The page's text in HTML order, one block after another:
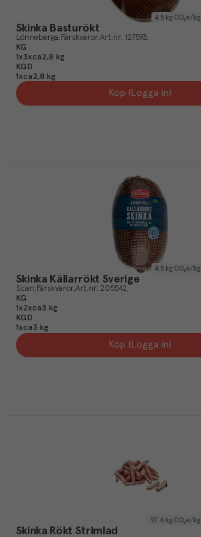
4.5 kg CO₂e/kg
Skinka Basturökt
Lönneberga Färskvaror Art.nr. 127593
KG
1x3xca2,8 kg
KGD
1xca2,8 kg
Köp (Logga in)
4.5 kg CO₂e/kg
Skinka Källarrökt Sverige
Scan Färskvaror Art.nr. 205542
KG
1x2xca3 kg
KGD
1xca3 kg
Köp (Logga in)
97.6 kg CO₂e/kg
Skinka Rökt Strimlad